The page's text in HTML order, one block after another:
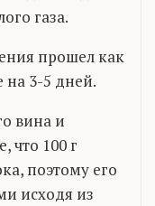
газа.
прошел как
на 3-5 дней.
вина и
что 100 г
поэтому его
исходя из